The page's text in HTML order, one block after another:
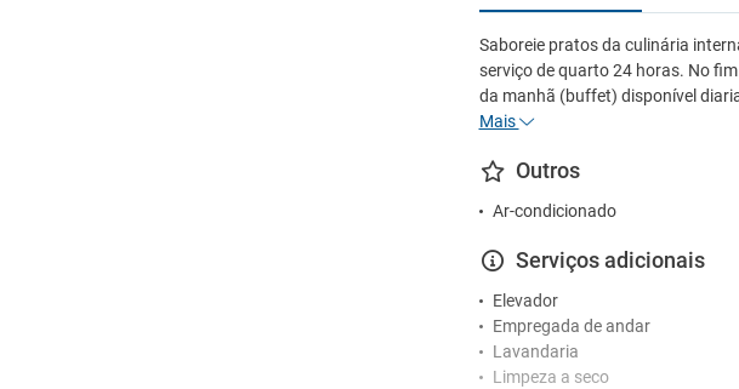
Saboreie pratos da culinária
serviço de quarto 24 horas. No
da manhã (buffet) disponível
Mais
Outros
Ar-condicionado
Serviços adicionais
Elevador
Empregada de andar
Lavandaria
Limpeza a seco